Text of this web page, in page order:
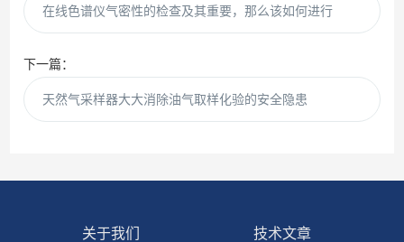
在线色谱仪气密性的检查及其重要，那么该如何进行
下一篇：
天然气采样器大大消除油气取样化验的安全隐患
关于我们 技术文章